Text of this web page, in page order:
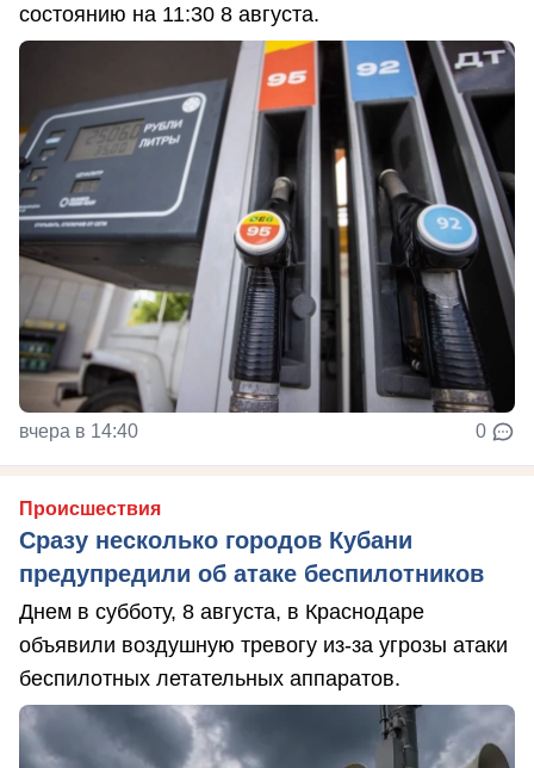
состоянию на 11:30 8 августа.
вчера в 14:40 0
Происшествия
Сразу несколько городов Кубани
предупредили об атаке беспилотников
Днем в субботу, 8 августа, в Краснодаре
объявили воздушную тревогу из-за угрозы атаки
беспилотных летательных аппаратов.